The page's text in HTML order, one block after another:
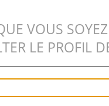
VOUS
LE PROFIL